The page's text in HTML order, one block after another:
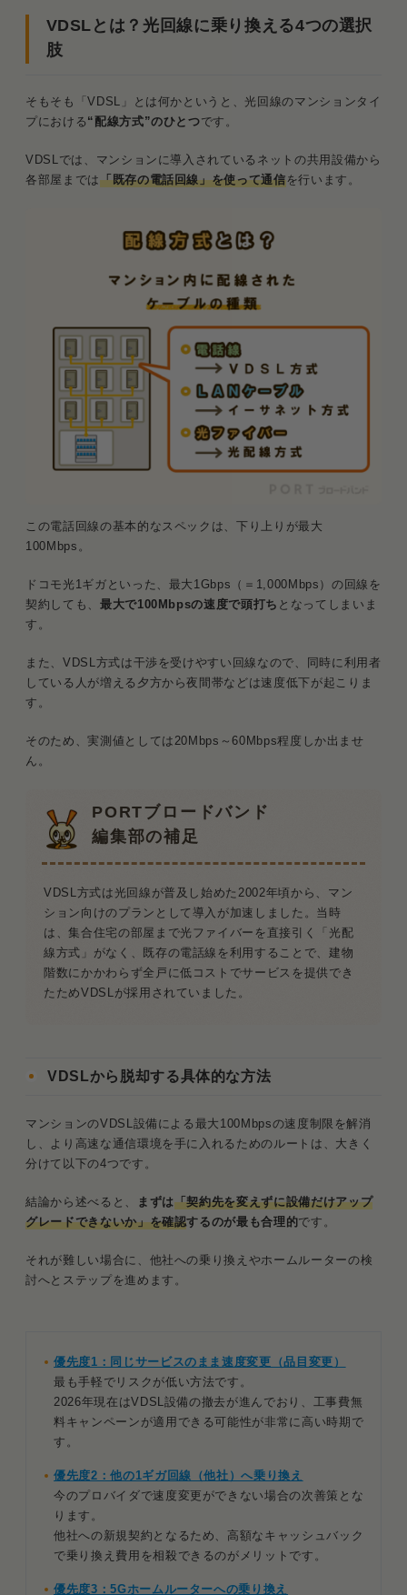
NTT系（光コラボ）のVDSLから光配線への
切り替え
優先度2：他社の1ギガ回線へ乗り換えて特典を受け
マンションに導入済みの別回線を確認する方
法
の乗り換え
上回る
ホームルーターのメリット・デメリット
優先度4：管理会社と交渉して「戸建てタイプ」を
引き込む
戸建てタイプ引き込みの条件と交渉のコツ
IPv6（IPoE）接続への対応状況
ク
VDSLから光回線への乗り換えに関する質問と回答
Q．マンション全体がVDSL設備の場合、自
分一人だけ光配線に変えることはできます
か？
える場合も、部屋での工事が必要ですか？
Q．乗り換え後、今まで使っていたVDSLモ
デムはどうすればいいですか？
VDSLとは？光回線に乗り換える4つの選択
肢
そもそも「VDSL」とは何かというと、光回線のマンションタイ
プにおける “配線方式”のひとつです。
VDSLでは、マンションに導入されているネットの共用設備から
各部屋までは「既存の電話回線」を使って通信を行います。
この電話回線の基本的なスペックは、下り上りが最大
100Mbps。
ドコモ光1ギガといった、最大1Gbps（＝1,000Mbps）の回線を
契約しても、 最大で100Mbpsの速度で頭打ち となってしまいま
す。
また、VDSL方式は干渉を受けやすい回線なので、同時に利用者
している人が増える夕方から夜間帯などは速度低下が起こりま
す。
そのため、実測値としては20Mbps～60Mbps程度しか出ませ
ん。
PORTブロードバンド
編集部の補足
VDSL方式は光回線が普及し始めた2002年頃から、マン
ション向けのプランとして導入が加速しました。当時
は、集合住宅の部屋まで光ファイバーを直接引く「光配
線方式」がなく、既存の電話線を利用することで、建物
階数にかかわらず全戸に低コストでサービスを提供でき
たためVDSLが採用されていました。
VDSLから脱却する具体的な方法
マンションのVDSL設備による最大100Mbpsの速度制限を解消
し、より高速な通信環境を手に入れるためのルートは、大きく
分けて以下の4つです。
結論から述べると、 まずは「契約先を変えずに設備だけアップ
グレードできないか」を確認するのが最も合理的です。
それが難しい場合に、他社への乗り換えやホームルーターの検
討へとステップを進めます。
優先度1：同じサービスのまま速度変更（品目変更）
最も手軽でリスクが低い方法です。
2026年現在はVDSL設備の撤去が進んでおり、工事費無
料キャンペーンが適用できる可能性が非常に高い時期で
す。
優先度2：他の1ギガ回線（他社）へ乗り換え
今のプロバイダで速度変更ができない場合の次善策とな
ります。
他社への新規契約となるため、高額なキャッシュバック
で乗り換え費用を相殺できるのがメリットです。
優先度3：5Gホームルーターへの乗り換え